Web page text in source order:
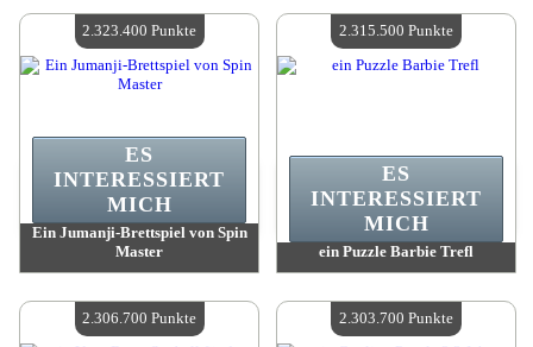
Verfügbare Menge:4
Verfügbare Menge:4
Ein Jumanji-Brettspiel von Spin
Master
Verfügbare Menge:4
ES
INTERESSIERT
MICH
2.323.400 Punkte
ein Puzzle Barbie Trefl
Verfügbare Menge:4
ES
INTERESSIERT
MICH
2.315.500 Punkte
2.306.700 Punkte 2.303.700 Punkte